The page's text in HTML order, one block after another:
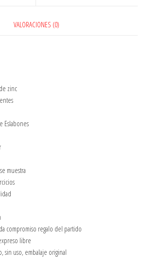
VALORACIONES (0)
zinc
Eslabones
muestra
compromiso regalo del partido
libre
sin uso, embalaje original